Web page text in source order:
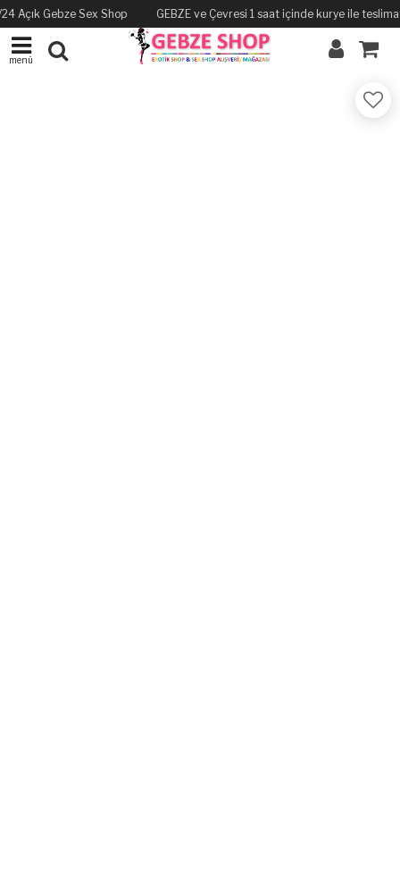
Açık Gebze Sex Shop GEBZE ve Çevresi 1 saat içinde kurye ile
menü